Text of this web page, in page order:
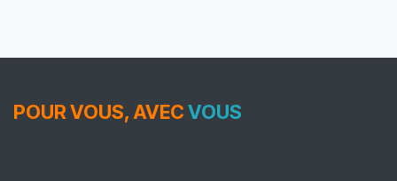
POUR VOUS, AVECVOUS